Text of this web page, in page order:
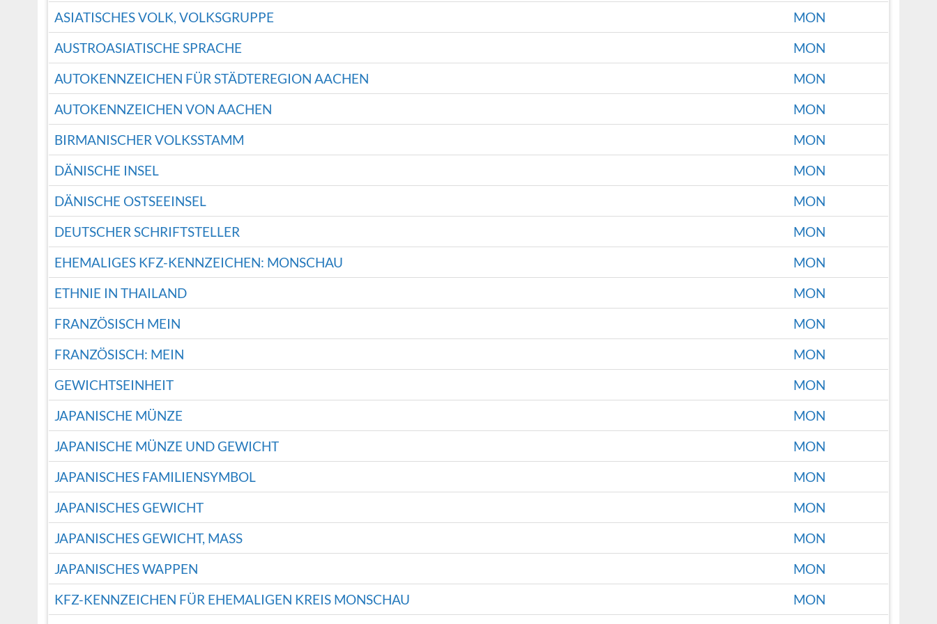
ASIATISCHES VOLK, VOLKSGRUPPE
MON
AUSTROASIATISCHE SPRACHE
MON
AUTOKENNZEICHEN FÜR STÄDTEREGION AACHEN
MON
AUTOKENNZEICHEN VON AACHEN
MON
BIRMANISCHER VOLKSSTAMM
MON
DÄNISCHE INSEL
MON
DÄNISCHE OSTSEEINSEL
MON
DEUTSCHER SCHRIFTSTELLER
MON
EHEMALIGES KFZ-KENNZEICHEN: MONSCHAU
MON
ETHNIE IN THAILAND
MON
FRANZÖSISCH MEIN
MON
FRANZÖSISCH: MEIN
MON
GEWICHTSEINHEIT
MON
JAPANISCHE MÜNZE
MON
JAPANISCHE MÜNZE UND GEWICHT
MON
JAPANISCHES FAMILIENSYMBOL
MON
JAPANISCHES GEWICHT
MON
JAPANISCHES GEWICHT, MASS
MON
JAPANISCHES WAPPEN
MON
KFZ-KENNZEICHEN FÜR EHEMALIGEN KREIS MONSCHAU
MON